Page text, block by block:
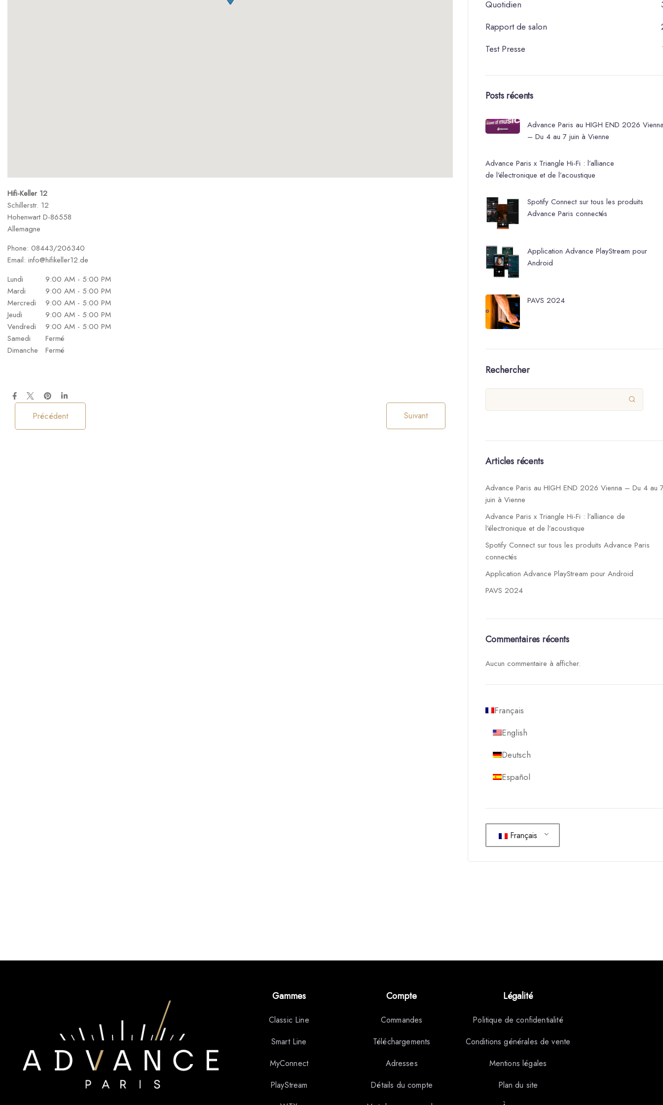
Hifi-Keller 12
Schillerstr. 12
Hohenwart D-86558
Allemagne
Phone: 08443/206340
Email: info@hifikeller12.de
Lundi
9:00 AM - 5:00 PM
Mardi
9:00 AM - 5:00 PM
Mercredi
9:00 AM - 5:00 PM
Jeudi
9:00 AM - 5:00 PM
Vendredi
9:00 AM - 5:00 PM
Samedi
Fermé
Dimanche
Fermé
Précédent Suivant
Quotidien
Rapport de salon
Test Presse
Posts récents
Advance Paris au HIGH END 2026
– Du 4 au 7 juin à Vienne
Advance Paris x Triangle Hi-Fi : l’alliance
de l’électronique et de l’acoustique
Spotify Connect sur tous les produits
Advance Paris connectés
Application Advance PlayStream pour
Android
PAVS 2024
Rechercher

Articles récents
Advance Paris au HIGH END 2026 Vienna – Du 4 au
juin à Vienne
Advance Paris x Triangle Hi-Fi : l’alliance de
l’électronique et de l’acoustique
Spotify Connect sur tous les produits Advance Paris
connectés
Application Advance PlayStream pour Android
PAVS 2024
Commentaires récents
Aucun commentaire à afficher.
Français
English
Deutsch
Español
Français
Gammes
Classic Line
Smart Line
MyConnect
PlayStream
Compte
Commandes
Téléchargements
Adresses
Détails du compte
Légalité
Politique de confidentialité
Conditions générales de vente
Mentions légales
Plan du site